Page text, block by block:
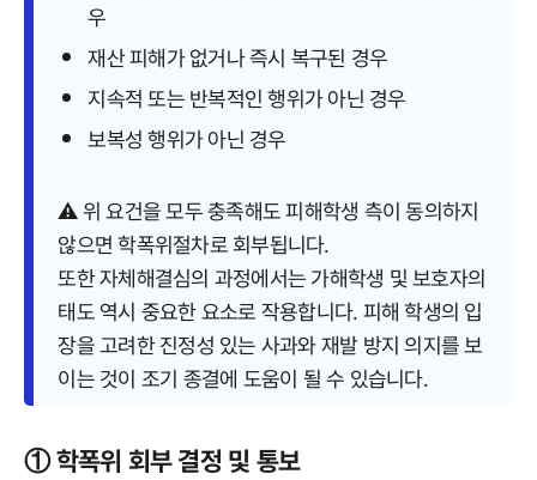
우
재산 피해가 없거나 즉시 복구된 경우
지속적 또는 반복적인 행위가 아닌 경우
보복성 행위가 아닌 경우
⚠️ 위 요건을 모두 충족해도 피해학생 측이 동의하지
않으면 학폭위절차로 회부됩니다.
또한 자체해결심의 과정에서는 가해학생 및 보호자의
태도 역시 중요한 요소로 작용합니다. 피해 학생의 입
장을 고려한 진정성 있는 사과와 재발 방지 의지를 보
이는 것이 조기 종결에 도움이 될 수 있습니다.
① 학폭위 회부 결정 및 통보